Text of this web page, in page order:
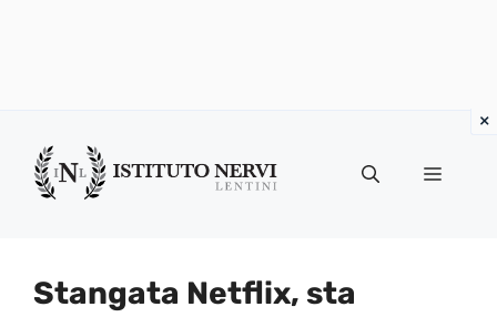
contenuto
Menu
Stangata Netflix, sta